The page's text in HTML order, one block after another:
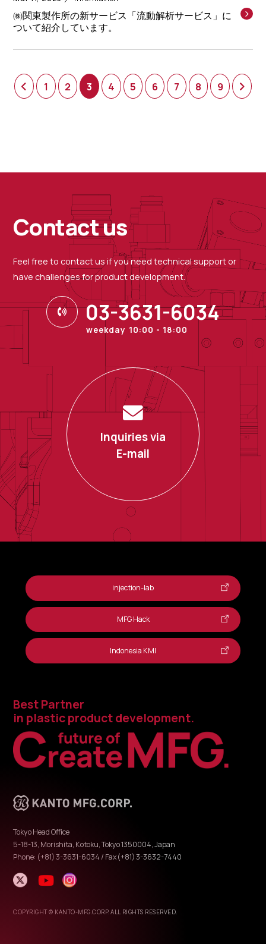
㈱関東製作所の新サービス「流動解析サービス」に
ついて紹介しています。
1 2 3 4 5 6 7 8 9
Contact us
Feel free to contact us if you need technical support or
have challenges for product development.
03-3631-6034
weekday 10:00 - 18:00
Inquiries via
E-mail
injection-lab
MFG Hack
Indonesia KMI
Best Partner
in plastic product development.
Tokyo Head Office
5-18-13, Morishita, Kotoku, Tokyo 1350004, Japan
Phone: (+81) 3-3631-6034 / Fax(+81) 3-3632-7440
COPYRIGHT © KANTO-MFG.CORP. ALL RIGHTS RESERVED.